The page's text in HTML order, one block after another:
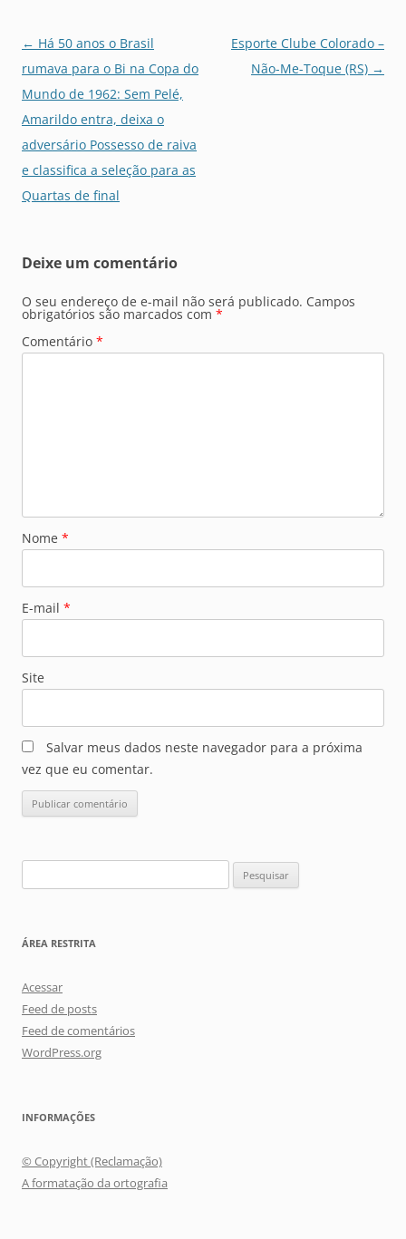
Navegação
de
posts
← Há 50 anos o Brasil
rumava para o Bi na Copa do
Mundo de 1962: Sem Pelé,
Amarildo entra, deixa o
adversário Possesso de raiva
e classifica a seleção para as
Quartas de final
Esporte Clube Colorado –
Não-Me-Toque (RS) →
Deixe um comentário
O seu endereço de e-mail não será publicado. Campos
obrigatórios são marcados com *
Comentário *
Nome *
E-mail *
Site
Salvar meus dados neste navegador para a próxima
vez que eu comentar.
por:
ÁREA RESTRITA
Acessar
Feed de posts
Feed de comentários
WordPress.org
INFORMAÇÕES
© Copyright (Reclamação)
A formatação da ortografia